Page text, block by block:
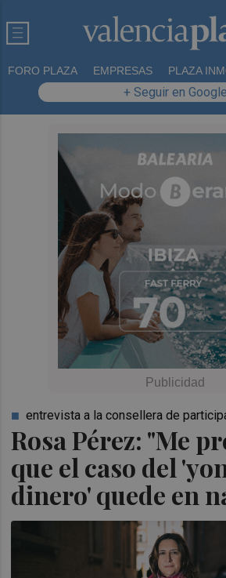
FORO PLAZA EMPRESAS PLAZA
+ Seguir en Google
Rosa Pérez: "Me
que el caso del
dinero' quede en
entrevista a la consellera de